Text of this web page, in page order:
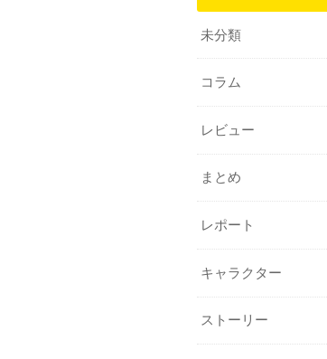
未分類
コラム
レビュー
まとめ
レポート
キャラクター
ストーリー